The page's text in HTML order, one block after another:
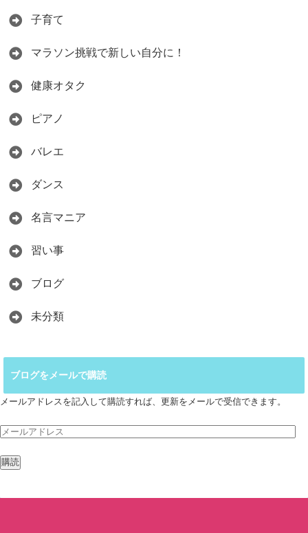
子育て
マラソン挑戦で新しい自分に！
健康オタク
ピアノ
バレエ
ダンス
名言マニア
習い事
ブログ
未分類
ブログをメールで購読
メールアドレスを記入して購読すれば、更新をメールで受信できます。
メ
ル
ド